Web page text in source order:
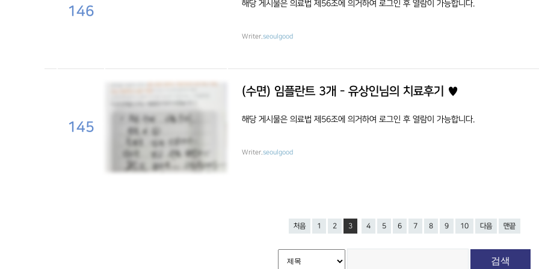
146
해당 게시물은 의료법 제56조에 의거하여 로그인 후 열람이 가능합니다.
Writer.seoulgood
145
(수면) 임플란트 3개 - 유상인님의 치료후기 ♥
해당 게시물은 의료법 제56조에 의거하여 로그인 후 열람이 가능합니다.
Writer.seoulgood
처음 1 2 3 4 5 6 7 8 9 10 다음 맨끝